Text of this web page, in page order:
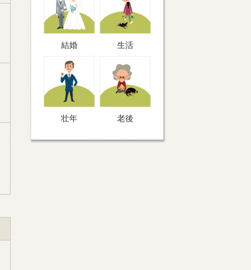
結婚 生活
壮年 老後